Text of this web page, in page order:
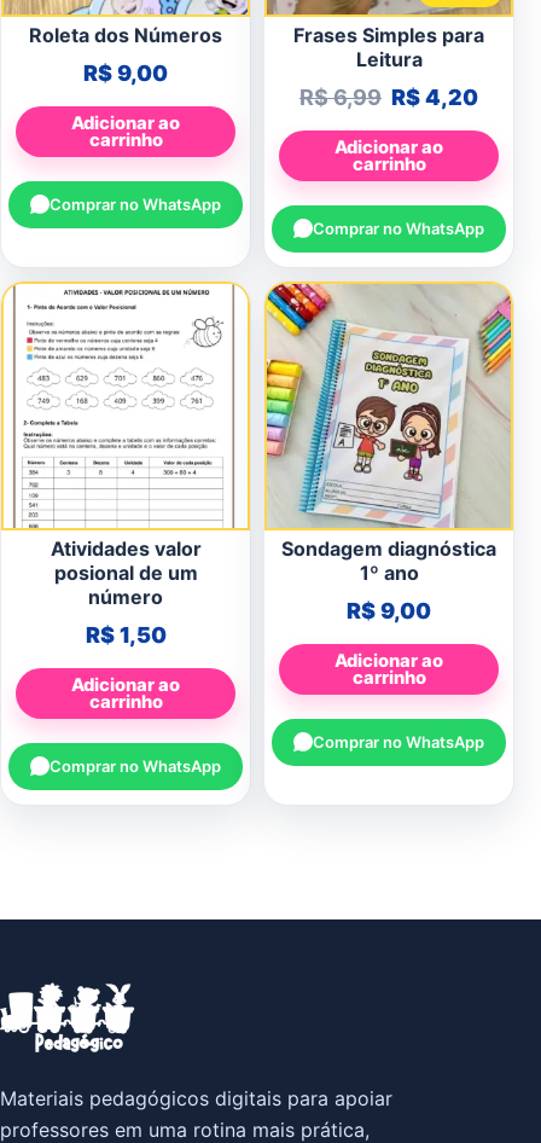
Roleta dos Números
R$9,00
Adicionar ao
carrinho
Comprar no WhatsApp
Frases Simples para
Leitura
R$6,99 O preço
R$4,20O
Adicionar ao
carrinho
Comprar no WhatsApp
Atividades valor
posional de um
número
R$1,50
Adicionar ao
carrinho
Comprar no WhatsApp
Sondagem diagnóstica
1º ano
R$9,00
Adicionar ao
carrinho
Comprar no WhatsApp
Materiais pedagógicos digitais para apoiar
professores em uma rotina mais prática,